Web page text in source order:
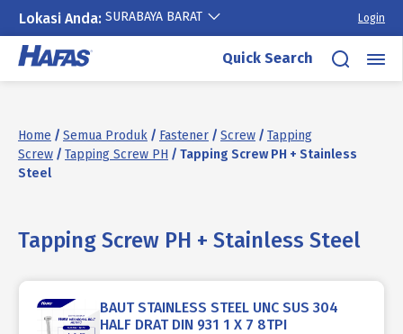
Lokasi Anda: SURABAYA BARAT Login
Skip
content
Quick Search
Home / Semua Produk / Fastener / Screw / Tapping
Screw / Tapping Screw PH / Tapping Screw PH + Stainless
Steel
Tapping Screw PH + Stainless Steel
BAUT STAINLESS STEEL UNC SUS 304
HALF DRAT DIN 931 1 X 7 8TPI